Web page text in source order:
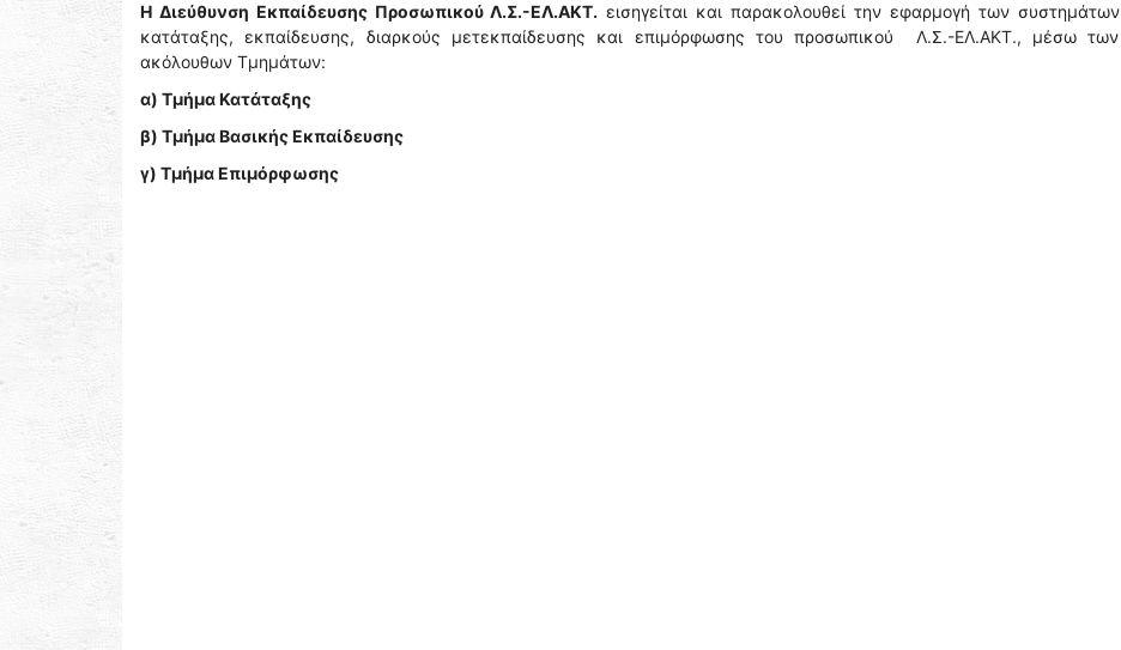
Η Διεύθυνση Εκπαίδευσης Προσωπικού Λ.Σ.-ΕΛ.ΑΚΤ. εισηγείται και παρακολουθεί την εφαρμογή των συστημάτων
κατάταξης, εκπαίδευσης, διαρκούς μετεκπαίδευσης και επιμόρφωσης του προσωπικού Λ.Σ.-ΕΛ.ΑΚΤ., μέσω των
ακόλουθων Τμημάτων:
α) Τμήμα Κατάταξης
β) Τμήμα Βασικής Εκπαίδευσης
γ) Τμήμα Επιμόρφωσης